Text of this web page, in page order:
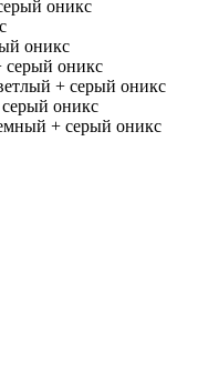
оникс
оникс
+ серый оникс
+ серый оникс